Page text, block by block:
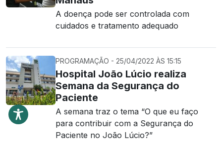
A doença pode ser controlada com
cuidados e tratamento adequado
PROGRAMAÇÃO - 25/04/2022 ÀS 15:15
Hospital João Lúcio realiza
Semana da Segurança do
Paciente
A semana traz o tema “O que eu faço
para contribuir com a Segurança do
Paciente no João Lúcio?”